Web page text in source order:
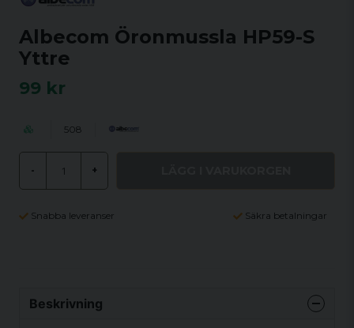
Albecom Öronmussla HP59-S
Yttre
99 kr
508
- +
Snabba leveranser Säkra betalningar
Beskrivning